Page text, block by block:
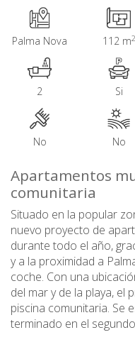
Palma Nova 112 m2
2 Si
No No
Apartamentos
comunitaria
Situado en la popular
nuevo proyecto de
durante todo el año,
y a la proximidad a
coche. Con una
del mar y de la playa, el
piscina comunitaria. Se
terminado en el